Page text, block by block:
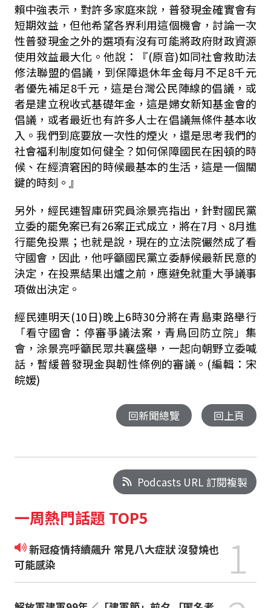
賴中強表示，對許多家庭來說，普發現金確實會有
短期效益，但他希望各界利用這個機會，討論一次
性普發現金之外的選項有沒有可能將政府財政資源
使用效益最大化。他說：『(原音)如同社會救助法
修法聯盟的倡議，到保障退休年金每月不足8千元
者優先補足8千元，這是台灣公民陣線的倡議，或
者是建立稅收式基礎年金，這是婦女新知基金會的
倡議，或者最近也有許多人士在倡議無條件基本收
入。我們到底要放一次性的煙火，還是思考我們的
社會福利制度如何健全？如何保障國民在困頓的時
候、在經濟窘困的時候最基本的生活，這是一個關
鍵的時刻。』
另外，經民連智庫研究員涂景亮指出，針對國民黨
立委的罷免案已有26案正式成立，將在7月、8月進
行罷免投票；也就是說，現在的立法院儼然成了看
守國會，因此，他呼籲國民黨立委靜候最新民意的
決定，在投票結果出爐之前，應避免就重大爭議事
項做出決定。
經民連明天(10日)晚上6時30分將在青島東路舉行
「看守國會：停審爭議法案，青鳥回防立院」集
會，涂景亮呼籲民眾共襄盛舉，一起向朝野立委喊
話，暫緩普發現金與韌性條例的審議。(編輯：宋
皖媛)
回新聞總覽 回上頁
Podcasts URL 訂閱複製
一周熱門話題 TOP5
新冠疫情持續飆升 常見八大症狀 沒發燒也
可能感染
1